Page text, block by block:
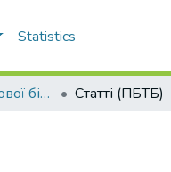
Statistics
Кафедра промислової біотехнології та біофармації (ПБТБ) Статті (ПБТБ)